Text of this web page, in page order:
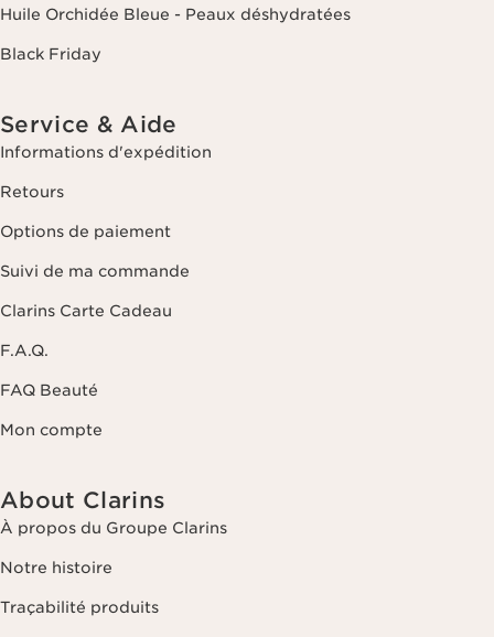
Huile Orchidée Bleue - Peaux déshydratées
Black Friday
Service & Aide
Informations d'expédition
Retours
Options de paiement
Suivi de ma commande
Clarins Carte Cadeau
F.A.Q.
FAQ Beauté
Mon compte
About Clarins
À propos du Groupe Clarins
Notre histoire
Traçabilité produits